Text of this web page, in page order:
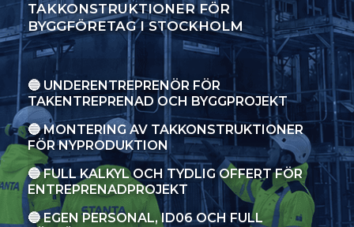
TAKKONSTRUKTIONER FÖR
BYGGFÖRETAG I STOCKHOLM
🔵 UNDERENTREPRENÖR FÖR
TAKENTREPRENAD OCH BYGGPROJEKT
🔵 MONTERING AV TAKKONSTRUKTIONER
FÖR NYPRODUKTION
🔵 FULL KALKYL OCH TYDLIG OFFERT FÖR
ENTREPRENADPROJEKT
🔵 EGEN PERSONAL, ID06 OCH FULL